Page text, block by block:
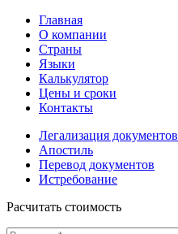
Главная
О компании
Страны
Языки
Калькулятор
Цены и сроки
Контакты
Легализация документов
Апостиль
Перевод документов
Истребование
Расчитать стоимость